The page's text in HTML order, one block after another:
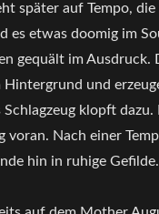
später auf Tempo,
es etwas doomig im
gequält im Ausdruck.
Hintergrund und
Schlagzeug klopft dazu.
voran. Nach einer
hin in ruhige Gefilde.